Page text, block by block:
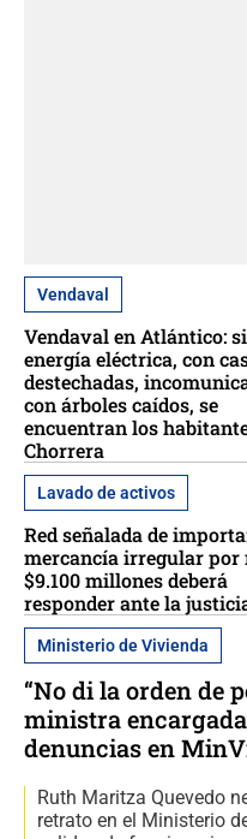
Vendaval
Vendaval en Atlántico:
energía eléctrica, con
destechadas,
con árboles caídos, se
encuentran los
Chorrera
Lavado de activos
Red señalada de
mercancía irregular por
$9.100 millones deberá
responder ante la
Ministerio de Vivienda
“No di la orden de
ministra
denuncias en
Ruth Maritza Quevedo
retrato en el Ministerio